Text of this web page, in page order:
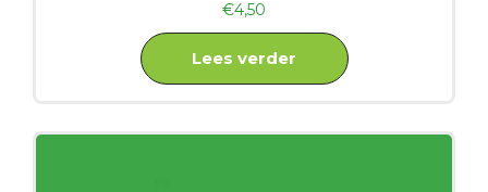
€4,50
Lees verder